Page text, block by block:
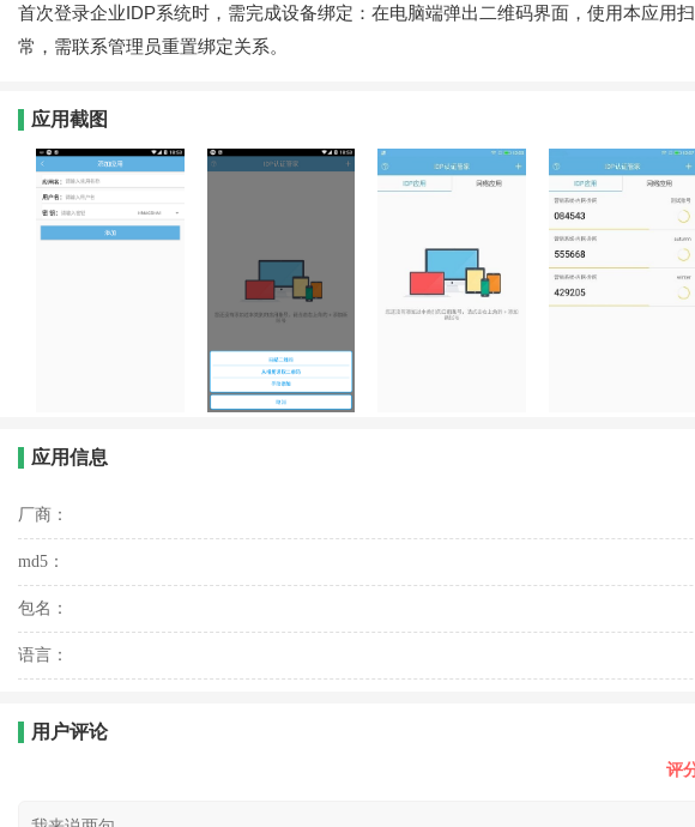
首次登录企业IDP系统时，需完成设备绑定：在电脑端弹出二维码界面，使用本应
常，需联系管理员重置绑定关系。
应用截图
应用信息
厂商：
md5：
包名：
语言：
用户评论
评